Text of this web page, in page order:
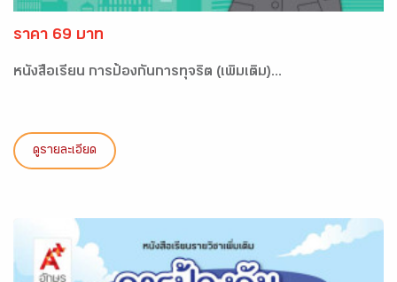
ราคา 69 บาท
หนังสือเรียน การป้องกันการทุจริต (เพิ่มเติม)...
ดูรายละเอียด